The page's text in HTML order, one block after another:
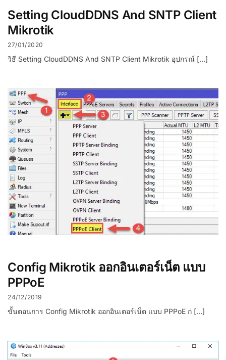
Setting CloudDDNS And SNTP Client
Mikrotik
27/01/2020
วิธี Setting CloudDDNS And SNTP Client Mikrotik อุปกรณ์ […]
Config Mikrotik ออกอินเตอร์เน็ต แบบ
PPPoE
24/12/2019
ขั้นตอนการ Config Mikrotik ออกอินเตอร์เน็ต แบบ PPPoE ก่ […]